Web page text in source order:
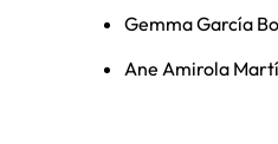
Gemma García
Ane Amirola